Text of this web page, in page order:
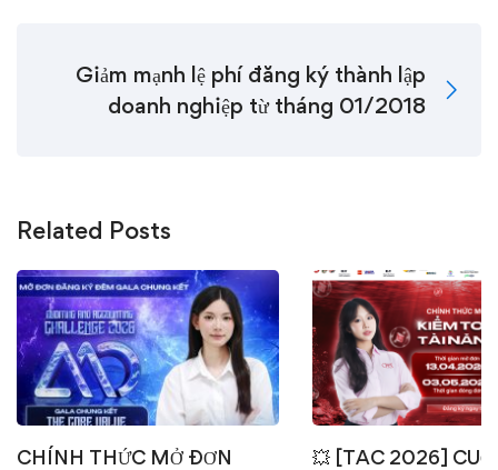
Giảm mạnh lệ phí đăng ký thành lập
doanh nghiệp từ tháng 01/2018
Related Posts
CHÍNH THỨC MỞ ĐƠN
💥 [TAC 2026]